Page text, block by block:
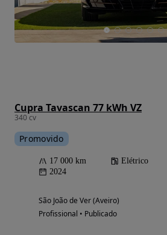
Cupra Tavascan 77 kWh VZ
340 cv
Promovido
17 000 km Elétrico
2024
São João de Ver (Aveiro)
Profissional • Publicado